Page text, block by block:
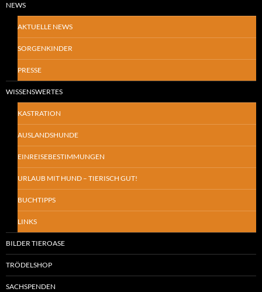
NEWS
AKTUELLE NEWS
SORGENKINDER
PRESSE
WISSENSWERTES
KASTRATION
AUSLANDSHUNDE
EINREISEBESTIMMUNGEN
URLAUB MIT HUND – TIERISCH GUT!
BUCHTIPPS
LINKS
BILDER TIEROASE
TRÖDELSHOP
SACHSPENDEN